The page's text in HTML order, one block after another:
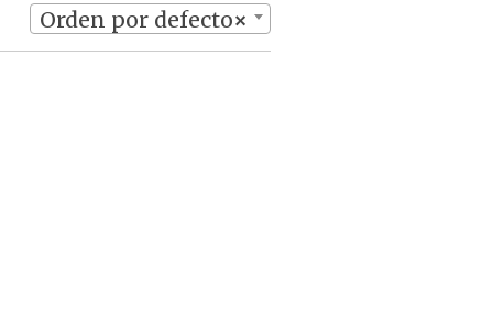
×
Orden por defecto